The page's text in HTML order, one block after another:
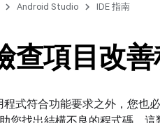
Android Studio IDE 指南
查項目改
程式符合功能要求之外，您也